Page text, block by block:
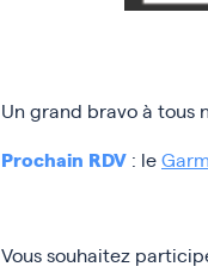
Un grand bravo à tous
Prochain RDV : le
Vous souhaitez